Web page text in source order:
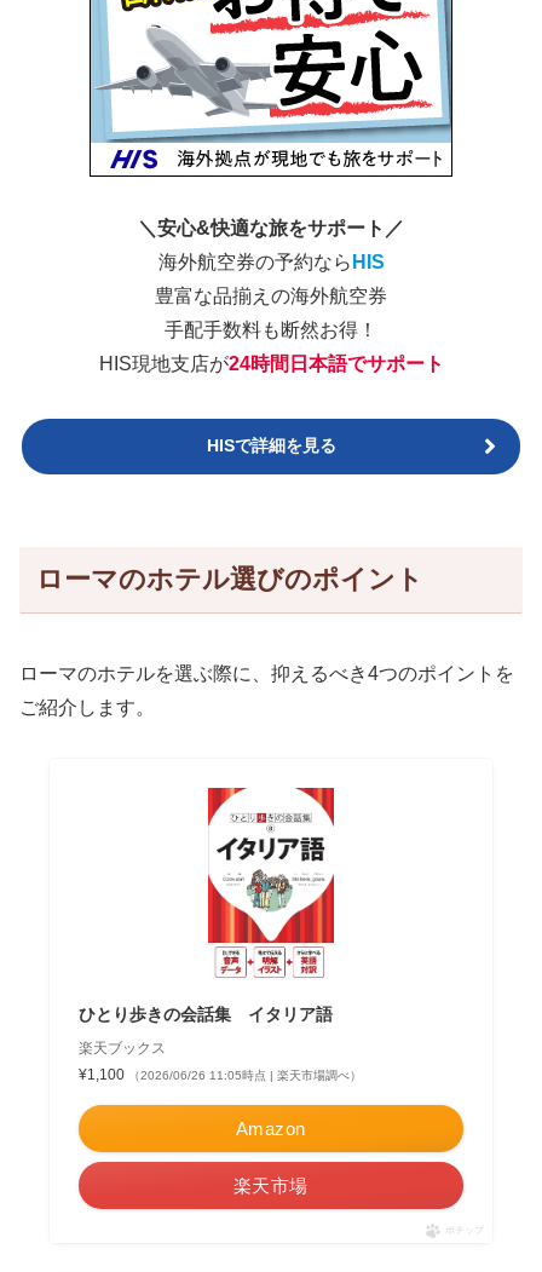
＼安心&快適な旅をサポート／
海外航空券の予約なら HIS
豊富な品揃えの海外航空券
手配手数料も断然お得！
HIS現地支店が24時間日本語でサポート
HISで詳細を見る
ローマのホテル選びのポイント
ローマのホテルを選ぶ際に、抑えるべき4つのポイントを
ご紹介します。
ひとり歩きの会話集 イタリア語
楽天ブックス
¥1,100
（2026/06/26 11:05時点 | 楽天市場調べ）
Amazon
楽天市場
ポチップ